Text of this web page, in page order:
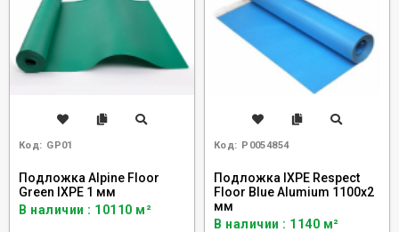
Код: GP01
Подложка Alpine Floor
Green IXPE 1 мм
В наличии : 10110 м²
Код: Р0054854
Подложка IXPE Respect
Floor Blue Alumium 1100х2
мм
В наличии : 1140 м²